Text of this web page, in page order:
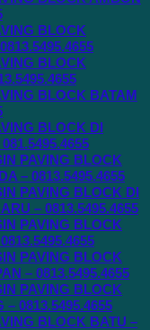
BLOCK
BLOCK
BLOCK BATAM
BLOCK DI
PAVING BLOCK
– 0813.5495.4655
PAVING BLOCK DI
– 0813.5495.4655
PAVING BLOCK
PAVING BLOCK
– 0813.5495.4655
PAVING BLOCK
– 0813.5495.4655
BLOCK BATU –